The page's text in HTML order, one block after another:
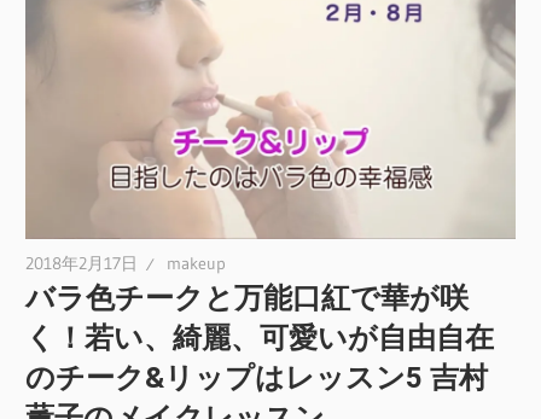
2018年2月17日 makeup
バラ色チークと万能口紅で華が咲
く！若い、綺麗、可愛いが自由自在
のチーク&リップはレッスン5 吉村